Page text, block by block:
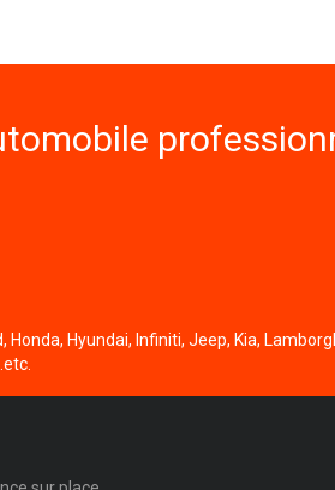
Hyundai, Infiniti, Jeep, Kia,